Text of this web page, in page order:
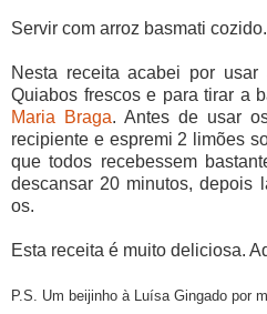
Servir com arroz basmati cozido.
Nesta receita acabei por usar
Quiabos frescos e para tirar a
Maria Braga. Antes de usar
recipiente e espremi 2 limões
que todos recebessem
descansar 20 minutos, depois
os.
Esta receita é muito deliciosa.
P.S. Um beijinho à Luísa Gingado por